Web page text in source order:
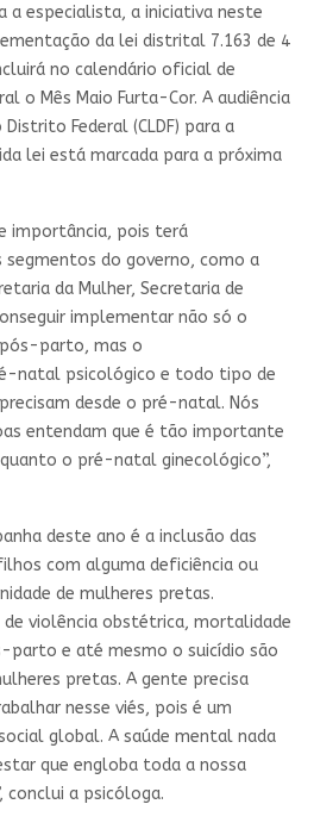
a especialista, a iniciativa neste
da lei distrital 7.163 de 4
no calendário oficial de
o Mês Maio Furta-Cor. A audiência
Federal (CLDF) para a
lei está marcada para a próxima
importância, pois terá
do governo, como a
da Mulher, Secretaria de
implementar não só o
parto, mas o
natal psicológico e todo tipo de
desde o pré-natal. Nós
entendam que é tão importante
o pré-natal ginecológico”,
deste ano é a inclusão das
com alguma deficiência ou
de mulheres pretas.
de violência obstétrica, mortalidade
parto e até mesmo o suicídio são
pretas. A gente precisa
nesse viés, pois é um
global. A saúde mental nada
que engloba toda a nossa
conclui a psicóloga.